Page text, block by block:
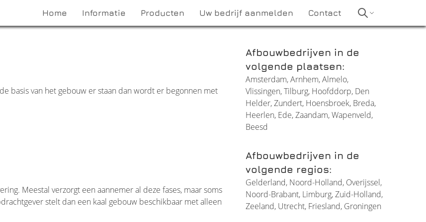
Home Informatie Producten Uw bedrijf aanmelden Contact
basis van het gebouw er staan dan wordt er begonnen met
Meestal verzorgt een aannemer al deze fases, maar soms
stelt dan een kaal gebouw beschikbaar met alleen
Afbouwbedrijven in de
volgende plaatsen:
Amsterdam,Arnhem,Almelo,
Vlissingen,Tilburg, Hoofddorp, Den
Helder,Zundert, Hoensbroek, Breda,
Heerlen, Ede,Zaandam,Wapenveld,
Beesd
Afbouwbedrijven in de
volgende regios:
Gelderland, Noord-Holland, Overijssel,
Noord-Brabant, Limburg,Zuid-Holland,
Zeeland, Utrecht, Friesland, Groningen